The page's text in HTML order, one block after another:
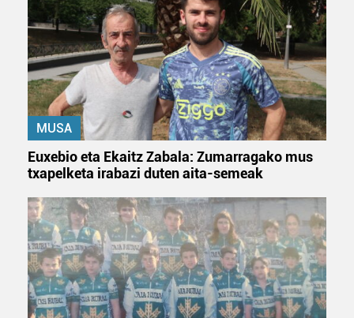
MUSA
Euxebio eta Ekaitz Zabala: Zumarragako mus
txapelketa irabazi duten aita-semeak